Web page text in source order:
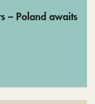
– Poland awaits